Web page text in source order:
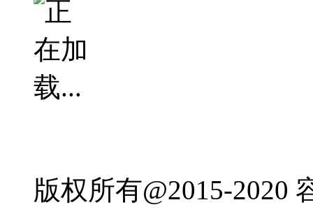
版权所有@2015-2020